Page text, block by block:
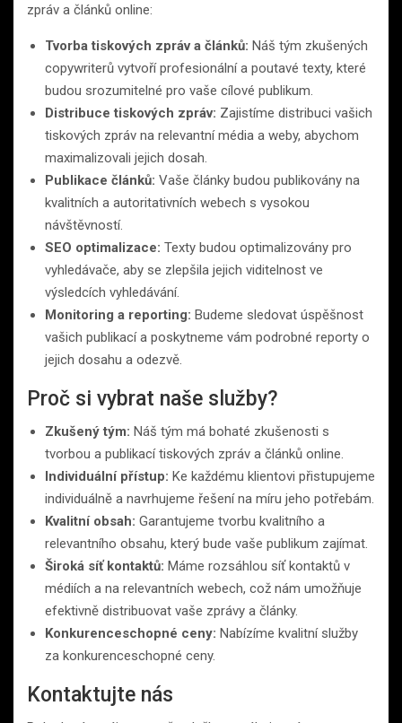
zpráv a článků online:
Tvorba tiskových zpráv a článků: Náš tým zkušených
copywriterů vytvoří profesionální a poutavé texty, které
budou srozumitelné pro vaše cílové publikum.
Distribuce tiskových zpráv: Zajistíme distribuci vašich
tiskových zpráv na relevantní média a weby, abychom
maximalizovali jejich dosah.
Publikace článků: Vaše články budou publikovány na
kvalitních a autoritativních webech s vysokou
návštěvností.
SEO optimalizace: Texty budou optimalizovány pro
vyhledávače, aby se zlepšila jejich viditelnost ve
výsledcích vyhledávání.
Monitoring a reporting: Budeme sledovat úspěšnost
vašich publikací a poskytneme vám podrobné reporty o
jejich dosahu a odezvě.
Proč si vybrat naše služby?
Zkušený tým: Náš tým má bohaté zkušenosti s
tvorbou a publikací tiskových zpráv a článků online.
Individuální přístup: Ke každému klientovi přistupujeme
individuálně a navrhujeme řešení na míru jeho potřebám.
Kvalitní obsah: Garantujeme tvorbu kvalitního a
relevantního obsahu, který bude vaše publikum zajímat.
Široká síť kontaktů: Máme rozsáhlou síť kontaktů v
médiích a na relevantních webech, což nám umožňuje
efektivně distribuovat vaše zprávy a články.
Konkurenceschopné ceny: Nabízíme kvalitní služby
za konkurenceschopné ceny.
Kontaktujte nás